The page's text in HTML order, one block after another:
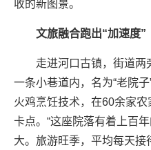
收的新图景。
文旅融合跑出“加速度”
走进河口古镇，街道两
一条小巷道内，名为“老院
火鸡烹饪技术，在60余家
卡点。“这座院落有着上百
大。旅游旺季，平均每天接